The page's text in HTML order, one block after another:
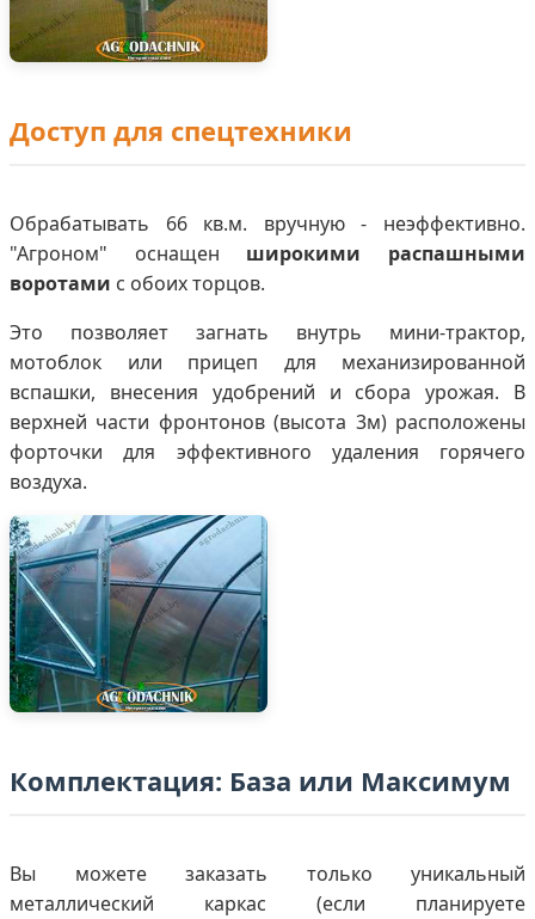
Доступ для спецтехники
Обрабатывать 66 кв.м. вручную - неэффективно.
"Агроном" оснащен широкими распашными
воротами с обоих торцов.
Это позволяет загнать внутрь мини-трактор,
мотоблок или прицеп для механизированной
вспашки, внесения удобрений и сбора урожая. В
верхней части фронтонов (высота 3м) расположены
форточки для эффективного удаления горячего
воздуха.
Комплектация: База или Максимум
Вы можете заказать только уникальный
металлический каркас (если планируете